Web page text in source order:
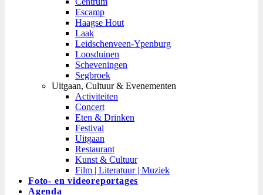
Escamp
Haagse Hout
Laak
Leidschenveen-Ypenburg
Loosduinen
Scheveningen
Segbroek
Uitgaan, Cultuur & Evenementen
Activiteiten
Concert
Eten & Drinken
Festival
Uitgaan
Restaurant
Kunst & Cultuur
Film | Literatuur | Muziek
Foto- en videoreportages
Agenda